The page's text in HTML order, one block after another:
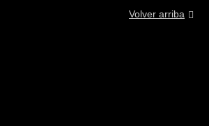
Volver arriba